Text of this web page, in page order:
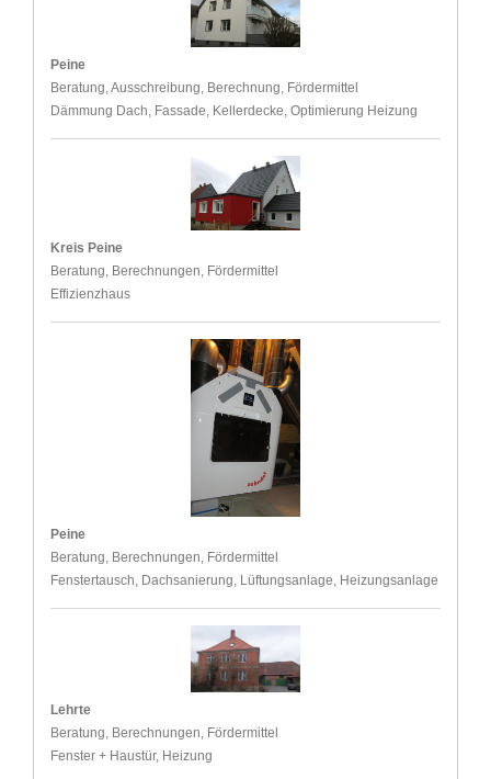
Peine
Beratung, Ausschreibung, Berechnung, Fördermittel
Dämmung Dach, Fassade, Kellerdecke, Optimierung Heizung
Kreis Peine
Beratung, Berechnungen, Fördermittel
Effizienzhaus
Peine
Beratung, Berechnungen, Fördermittel
Fenstertausch, Dachsanierung, Lüftungsanlage, Heizungsanlage
Lehrte
Beratung, Berechnungen, Fördermittel
Fenster + Haustür, Heizung